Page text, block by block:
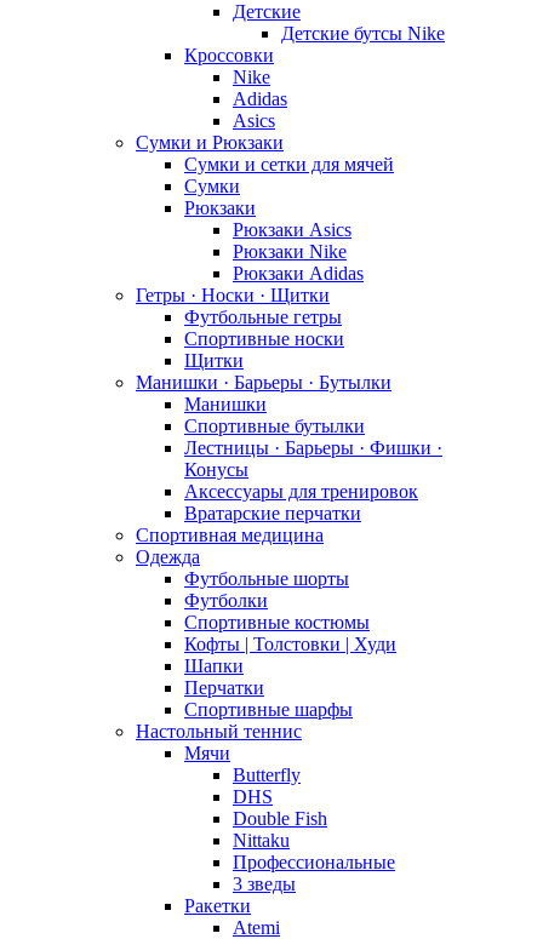
Детские
Детские бутсы Nike
Кроссовки
Nike
Adidas
Asics
Сумки и Рюкзаки
Сумки и сетки для мячей
Сумки
Рюкзаки
Рюкзаки Asics
Рюкзаки Nike
Рюкзаки Adidas
Гетры · Носки · Щитки
Футбольные гетры
Спортивные носки
Щитки
Манишки · Барьеры · Бутылки
Манишки
Спортивные бутылки
Лестницы · Барьеры · Фишки ·
Конусы
Аксессуары для тренировок
Вратарские перчатки
Спортивная медицина
Одежда
Футбольные шорты
Футболки
Спортивные костюмы
Кофты | Толстовки | Худи
Шапки
Перчатки
Спортивные шарфы
Настольный теннис
Мячи
Butterfly
DHS
Double Fish
Nittaku
Профессиональные
3 зведы
Ракетки
Atemi